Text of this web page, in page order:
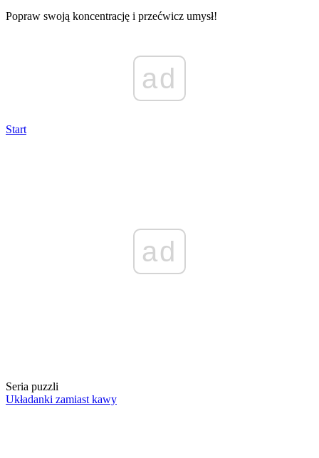
Popraw swoją koncentrację i przećwicz umysł!
ad
Start
ad
Seria puzzli
Układanki zamiast kawy